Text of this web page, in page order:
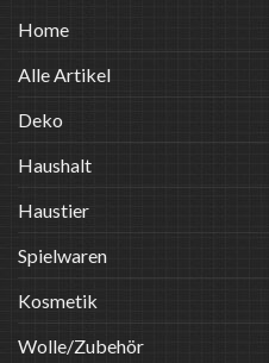
Home
Alle Artikel
Deko
Haushalt
Haustier
Spielwaren
Kosmetik
Wolle/Zubehör